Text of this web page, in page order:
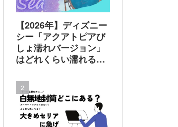
【2026年】ディズニー
シー「アクアトピアび
しょ濡れバージョン」
はどれくらい濡れる？
レインポンチョで乗っ
てみた 実体験でレビ
ュー